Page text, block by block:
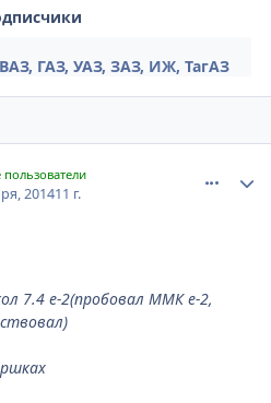
ВАЗ, ГАЗ, УАЗ, ЗАЗ, ИЖ, ТагАЗ
201411 г.
7.4 е-2(пробовал ММК е-2,